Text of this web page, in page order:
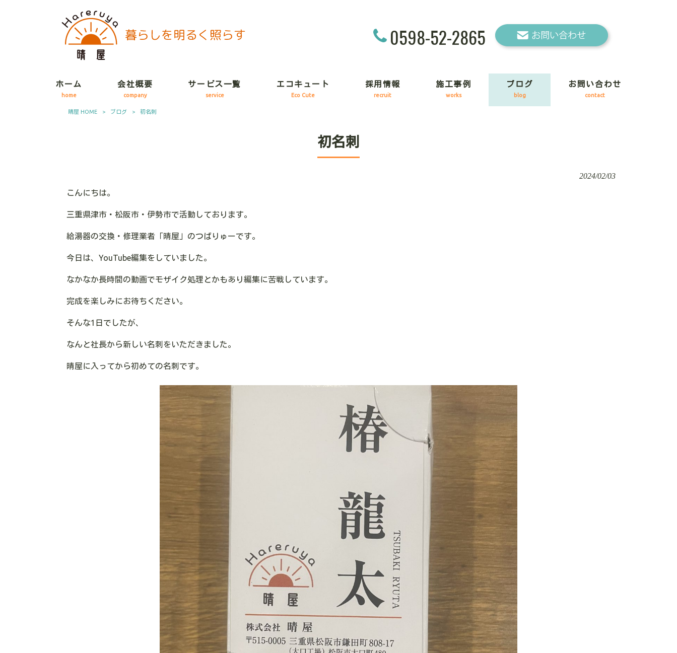
0598-52-2865
ホーム
home
会社概要
company
サービス一覧
service
エコキュート
Eco Cute
採用情報
recruit
施工事例
works
ブログ
blog
お問い合わせ
contact
晴屋 HOME > ブログ > 初名刺
初名刺
2024/02/03
こんにちは。
三重県津市・松阪市・伊勢市で活動しております。
給湯器の交換・修理業者「晴屋」のつばりゅーです。
今日は、YouTube編集をしていました。
なかなか長時間の動画でモザイク処理とかもあり編集に苦戦しています。
完成を楽しみにお待ちください。
そんな1日でしたが、
なんと社長から新しい名刺をいただきました。
晴屋に入ってから初めての名刺です。